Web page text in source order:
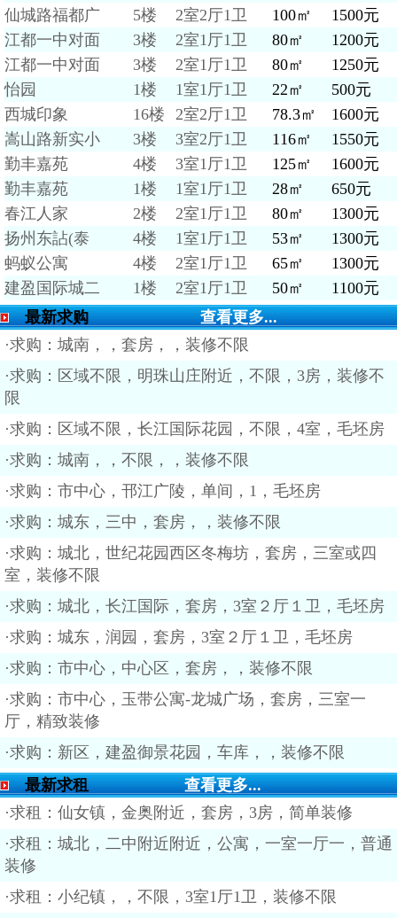
仙城路福都广
5楼 2室2厅1卫 100㎡
1500元
江都一中对面
3楼 2室1厅1卫 80㎡
1200元
江都一中对面
3楼 2室1厅1卫 80㎡
1250元
怡园
1楼 1室1厅1卫 22㎡
500元
西城印象
16楼 2室2厅1卫 78.3㎡
1600元
嵩山路新实小
3楼 3室2厅1卫 116㎡
1550元
勤丰嘉苑
4楼 3室1厅1卫 125㎡
1600元
勤丰嘉苑
1楼 1室1厅1卫 28㎡
650元
春江人家
2楼 2室1厅1卫 80㎡
1300元
扬州东詀(泰
4楼 1室1厅1卫 53㎡
1300元
蚂蚁公寓
4楼 2室1厅1卫 65㎡
1300元
建盈国际城二
1楼 2室1厅1卫 50㎡
1100元
最新求购
查看更多...
·求购：城南，，套房，，装修不限
·求购：区域不限，明珠山庄附近，不限，3房，装修不
限
·求购：区域不限，长江国际花园，不限，4室，毛坯房
·求购：城南，，不限，，装修不限
·求购：市中心，邗江广陵，单间，1，毛坯房
·求购：城东，三中，套房，，装修不限
·求购：城北，世纪花园西区冬梅坊，套房，三室或四
室，装修不限
·求购：城北，长江国际，套房，3室２厅１卫，毛坯房
·求购：城东，润园，套房，3室２厅１卫，毛坯房
·求购：市中心，中心区，套房，，装修不限
·求购：市中心，玉带公寓-龙城广场，套房，三室一
厅，精致装修
·求购：新区，建盈御景花园，车库，，装修不限
最新求租
查看更多...
·求租：仙女镇，金奥附近，套房，3房，简单装修
·求租：城北，二中附近附近，公寓，一室一厅一，普通
装修
·求租：小纪镇，，不限，3室1厅1卫，装修不限